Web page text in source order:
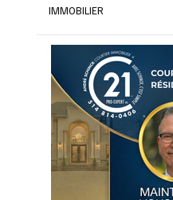
IMMOBILIER